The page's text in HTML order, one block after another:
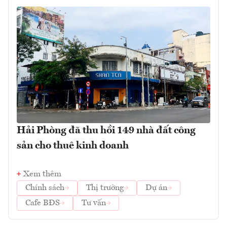
Hải Phòng đã thu hồi 149 nhà đất công
sản cho thuê kinh doanh
Xem thêm
Chính sách
Thị trường
Dự án
Cafe BĐS
Tư vấn